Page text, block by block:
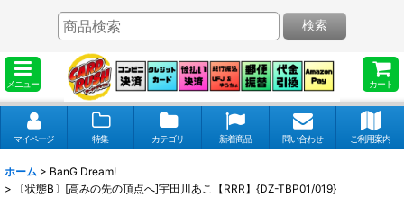
メニュー カート
検索
マイページ 特集 カテゴリ 新着商品 問い合わせ ご利用案内
ホーム > BanG Dream!
>
〔状態B〕[高みの先の頂点へ]宇田川あこ【RRR】{DZ-TBP01/019}